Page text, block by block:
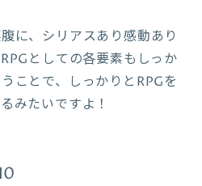
に、シリアスあり感動あり
としての各要素もしっか
ことで、しっかりとRPGを
みたいですよ！